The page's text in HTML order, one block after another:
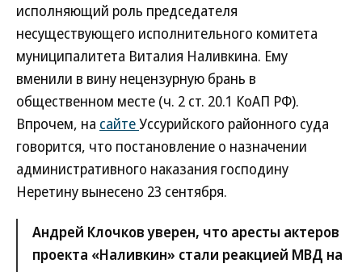
исполняющий роль председателя
несуществующего исполнительного комитета
муниципалитета Виталия Наливкина. Ему
вменили в вину нецензурную брань в
общественном месте (ч. 2 ст. 20.1 КоАП РФ).
Впрочем, на сайтеУссурийского районного суда
говорится, что постановление о назначении
административного наказания господину
Неретину вынесено 23 сентября.
Андрей Клочков уверен, что аресты актеров
проекта «Наливкин» стали реакцией МВД на